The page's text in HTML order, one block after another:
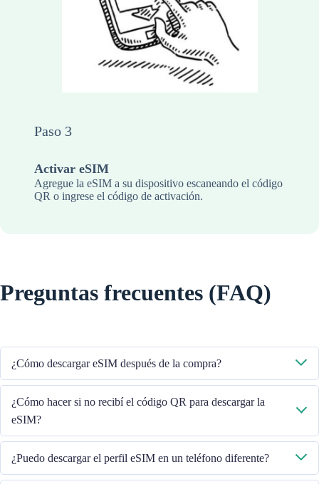
Paso 3
Activar eSIM
Agregue la eSIM a su dispositivo escaneando el código
QR o ingrese el código de activación.
Preguntas frecuentes (FAQ)
¿Cómo descargar eSIM después de la compra?
correo electrónico que proporcionó.
¿Cómo hacer si no recibí el código QR para descargar la
eSIM?
/ o envíe un correo electrónico a cs@cmlink.com para reenviar el código
QR.
¿Puedo descargar el perfil eSIM en un teléfono diferente?